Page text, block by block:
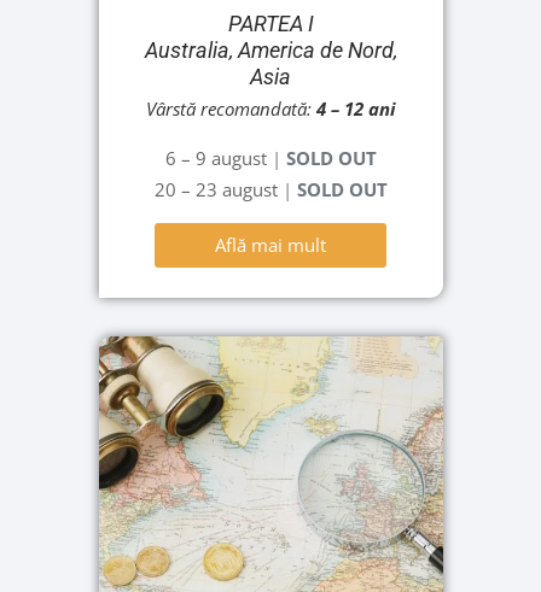
PARTEA I
Australia, America de Nord,
Asia
Vârstă recomandată: 4 – 12 ani
6 – 9 august | SOLD OUT
20 – 23 august | SOLD OUT
Află mai mult